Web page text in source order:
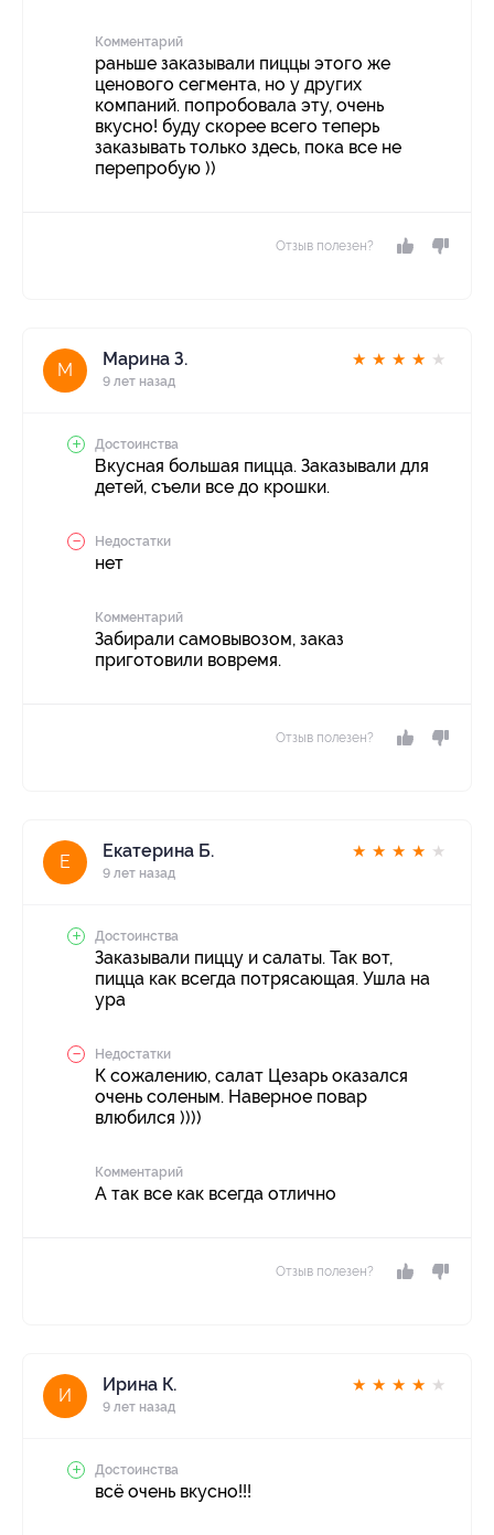
Комментарий
раньше заказывали пиццы этого же
ценового сегмента, но у других
компаний. попробовала эту, очень
вкусно! буду скорее всего теперь
заказывать только здесь, пока все не
перепробую ))
Отзыв полезен?
М
Марина З.
9 лет назад
★ ★ ★ ★ ★
Достоинства
Вкусная большая пицца. Заказывали для
детей, съели все до крошки.
Недостатки
нет
Комментарий
Забирали самовывозом, заказ
приготовили вовремя.
Отзыв полезен?
Е
Екатерина Б.
9 лет назад
★ ★ ★ ★ ★
Достоинства
Заказывали пиццу и салаты. Так вот,
пицца как всегда потрясающая. Ушла на
ура
Недостатки
К сожалению, салат Цезарь оказался
очень соленым. Наверное повар
влюбился ))))
Комментарий
А так все как всегда отлично
Отзыв полезен?
И
Ирина К.
9 лет назад
★ ★ ★ ★ ★
Достоинства
всё очень вкусно!!!